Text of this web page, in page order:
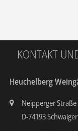
KONTAKT
Heuchelberg
Neipperger Straße
D-74193